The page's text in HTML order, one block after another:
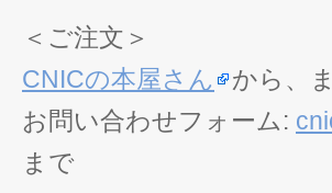
＜ご注文＞
CNICの本屋さん
から、
お問い合わせフォーム:
まで